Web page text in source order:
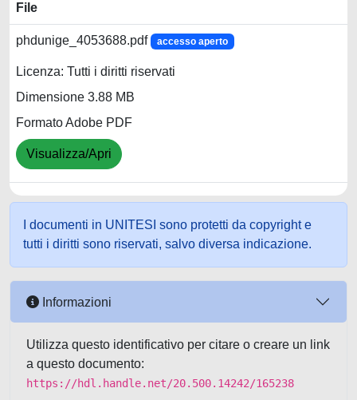
File
phdunige_4053688.pdf accesso aperto
Licenza: Tutti i diritti riservati
Dimensione 3.88 MB
Formato Adobe PDF
Visualizza/Apri
I documenti in UNITESI sono protetti da copyright e
tutti i diritti sono riservati, salvo diversa indicazione.
Informazioni
Utilizza questo identificativo per citare o creare un link
a questo documento:
https://hdl.handle.net/20.500.14242/165238